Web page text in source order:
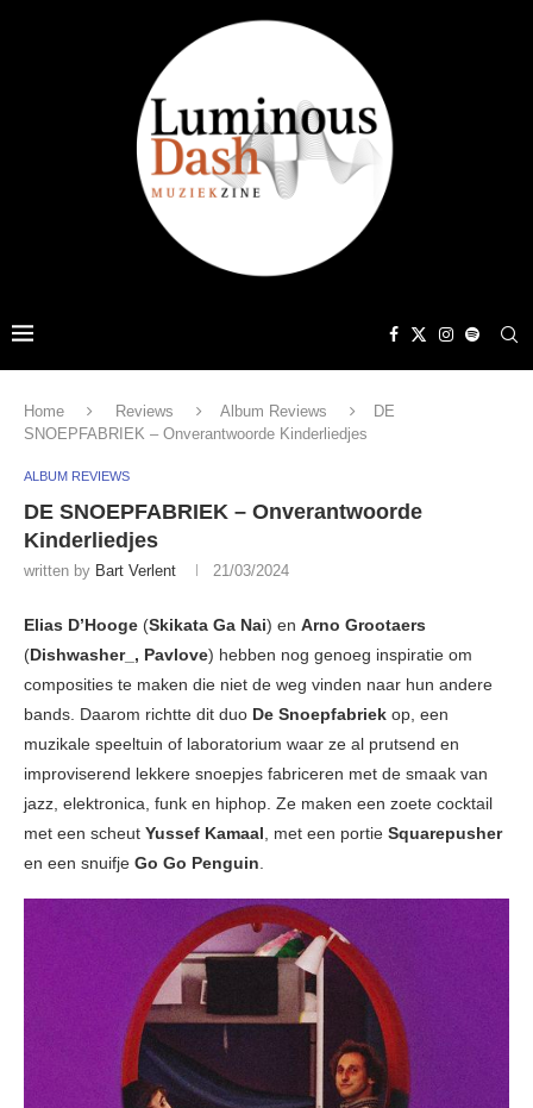
Home Reviews Album Reviews
DE
SNOEPFABRIEK – Onverantwoorde Kinderliedjes
ALBUM REVIEWS
DE SNOEPFABRIEK – Onverantwoorde
Kinderliedjes
written by Bart Verlent 21/03/2024
Elias D’Hooge (Skikata Ga Nai) en Arno Grootaers
(Dishwasher_, Pavlove) hebben nog genoeg inspiratie om
composities te maken die niet de weg vinden naar hun andere
bands. Daarom richtte dit duo De Snoepfabriek op, een
muzikale speeltuin of laboratorium waar ze al prutsend en
improviserend lekkere snoepjes fabriceren met de smaak van
jazz, elektronica, funk en hiphop. Ze maken een zoete cocktail
met een scheut Yussef Kamaal, met een portie Squarepusher
en een snuifje Go Go Penguin.